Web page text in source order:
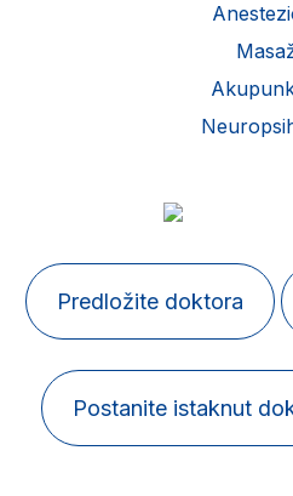
Predložite doktora
Postanite istaknut